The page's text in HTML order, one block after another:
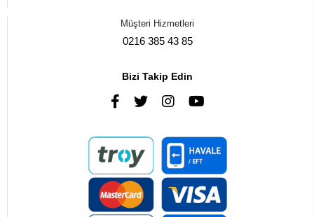
Müşteri Hizmetleri
0216 385 43 85
Bizi Takip Edin